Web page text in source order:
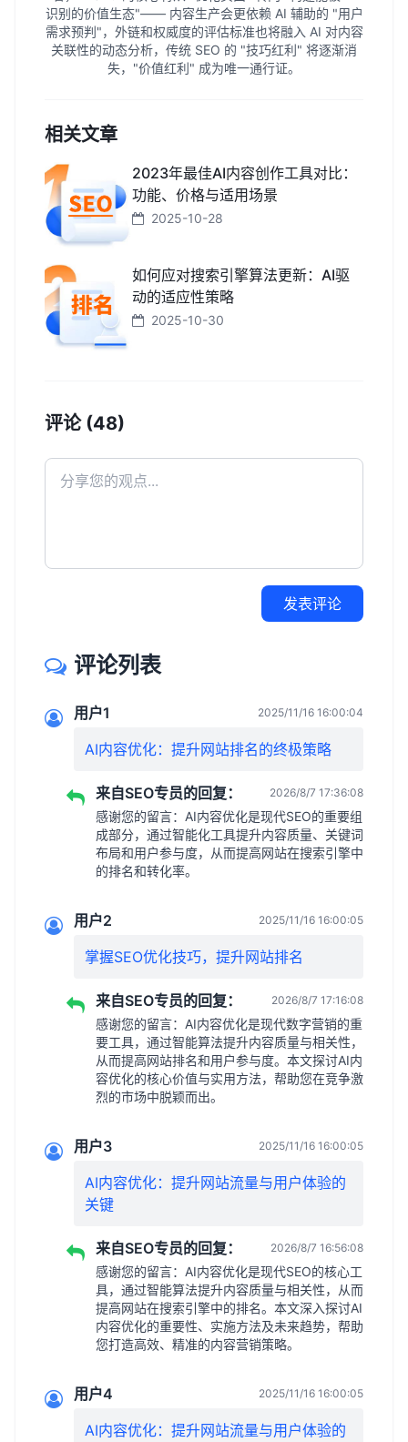
识别的价值生态"—— 内容生产会更依赖 AI 辅助的 "用户
需求预判"，外链和权威度的评估标准也将融入 AI 对内容
关联性的动态分析，传统 SEO 的 "技巧红利" 将逐渐消
失，"价值红利" 成为唯一通行证。
相关文章
2023年最佳AI内容创作工具对比：
功能、价格与适用场景
2025-10-28
如何应对搜索引擎算法更新：AI驱
动的适应性策略
2025-10-30
评论 (48)
发表评论
评论列表
用户1 2025/11/16 16:00:04
AI内容优化：提升网站排名的终极策略
来自SEO专员的回复： 2026/8/7 17:36:08
感谢您的留言：AI内容优化是现代SEO的重要组
成部分，通过智能化工具提升内容质量、关键词
布局和用户参与度，从而提高网站在搜索引擎中
的排名和转化率。
用户2 2025/11/16 16:00:05
掌握SEO优化技巧，提升网站排名
来自SEO专员的回复： 2026/8/7 17:16:08
感谢您的留言：AI内容优化是现代数字营销的重
要工具，通过智能算法提升内容质量与相关性，
从而提高网站排名和用户参与度。本文探讨AI内
容优化的核心价值与实用方法，帮助您在竞争激
烈的市场中脱颖而出。
用户3 2025/11/16 16:00:05
AI内容优化：提升网站流量与用户体验的
关键
来自SEO专员的回复： 2026/8/7 16:56:08
感谢您的留言：AI内容优化是现代SEO的核心工
具，通过智能算法提升内容质量与相关性，从而
提高网站在搜索引擎中的排名。本文深入探讨AI
内容优化的重要性、实施方法及未来趋势，帮助
您打造高效、精准的内容营销策略。
用户4 2025/11/16 16:00:05
AI内容优化：提升网站流量与用户体验的